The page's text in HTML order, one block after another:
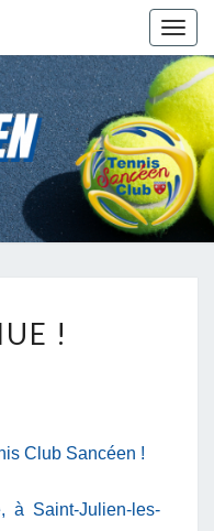
!
Club Sancéen !
à Saint-Julien-les-